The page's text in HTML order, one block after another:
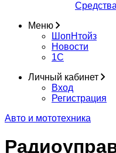
Меню
ШопНтойз
Новости
1C
Личный кабинет
Вход
Регистрация
Авто и мототехника